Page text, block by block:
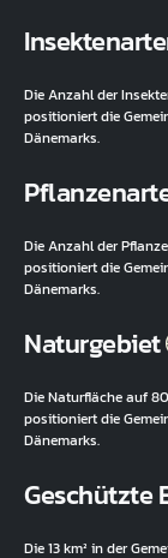
Die Anzahl der
positioniert die
Dänemarks.
Die Anzahl der
positioniert die
Dänemarks.
Naturgebiet
Die Naturfläche auf
positioniert die
Dänemarks.
Geschützte
Die 13 km² in der